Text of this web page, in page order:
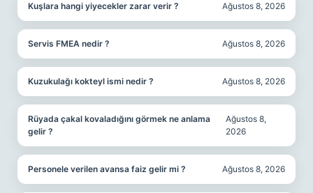
Kuşlara hangi yiyecekler zarar verir ? Ağustos 8, 2026
Servis FMEA nedir ? Ağustos 8, 2026
Kuzukulağı kokteyl ismi nedir ? Ağustos 8, 2026
Rüyada çakal kovaladığını görmek ne anlama
gelir ?
Ağustos 8,
2026
Personele verilen avansa faiz gelir mi ? Ağustos 8, 2026